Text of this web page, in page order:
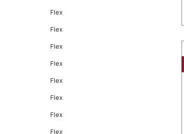
Flex
Flex
Flex
Flex
Flex
Flex
Flex
Flex